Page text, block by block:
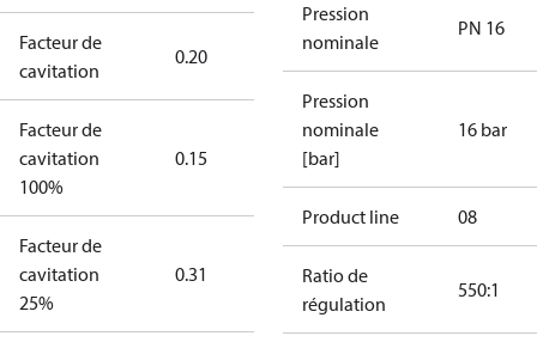
Facteur de
cavitation
0.20
Facteur de
cavitation
100%
0.15
Facteur de
cavitation
25%
0.31
Pression
nominale
PN 16
Pression
nominale
[bar]
16 bar
Product line 08
Ratio de
régulation
550:1